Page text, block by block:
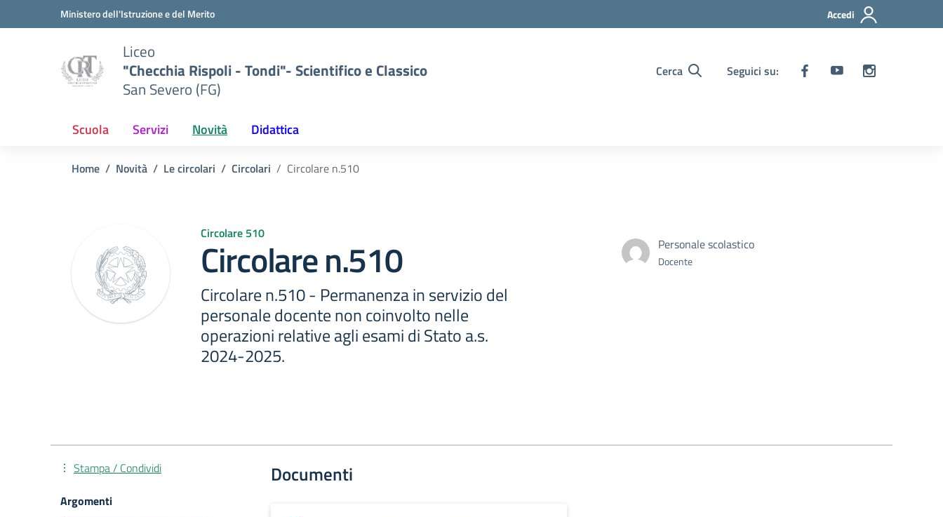
Vai ai contenuti
Vai al menu di navigazioneMinistero dell'Istruzione e del Merito Accedi
Liceo
"Checchia Rispoli - Tondi"- Scientifico e Classico
San Severo (FG)
Cerca Seguici su:
Scuola Servizi Novità Didattica
Home Novità Le circolari Circolari Circolare n.510
Circolare 510
Circolare n.510
Circolare n.510 - Permanenza in servizio del
personale docente non coinvolto nelle
operazioni relative agli esami di Stato a.s.
2024-2025.
Personale scolastico
Docente
Documenti
Stampa / Condividi
Argomenti